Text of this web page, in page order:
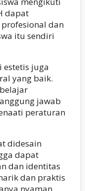
dapat
dan
itu sendiri
estetis juga
yang baik.
jawab
peraturan
didesain
dapat
dan identitas
dan praktis